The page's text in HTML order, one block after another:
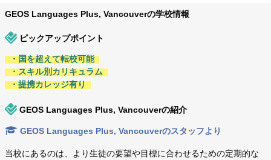
GEOS Languages Plus, Vancouverの学校情報
ピックアップポイント
・国を超えて転校可能
・スキル別カリキュラム
・提携カレッジ有り
GEOS Languages Plus, Vancouverの紹介
GEOS Languages Plus, Vancouverのスタッフより
当校にあるのは、より生徒の要望や目標に合わせるための定期的な